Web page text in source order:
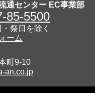
通センター EC事業部
85-5500
祭日を除く
ーム
町9-10
an.co.jp